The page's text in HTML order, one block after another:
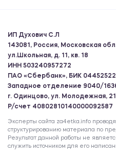
ИП Духович С.Л
143081, Россия, Московская
ул.Школьная, д. 11, кв. 18
ИНН 503240957272
ПАО «Сбербанк», БИК
Западное отделение 9040/
г. Одинцово, ул. Молодежная, 21
Р/счет 40802810140000092587
Эксперты сайта za4etka.info
структурированию материала по
Результат данной работы не
служить источником для его